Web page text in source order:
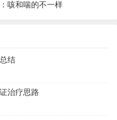
咳和喘的不一样
结
治疗思路